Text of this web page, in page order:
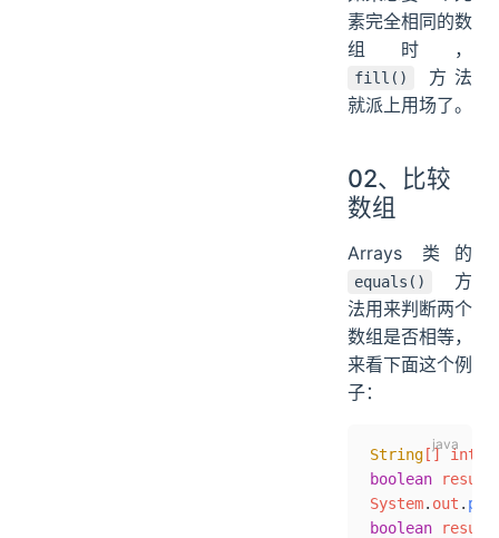
素完全相同的数
组时，
fill()
方法
就派上用场了。
02、比较
数组
Arrays 类的
equals()
方
法用来判断两个
数组是否相等，
来看下面这个例
子：
String []
boolean
System. out .
boolean